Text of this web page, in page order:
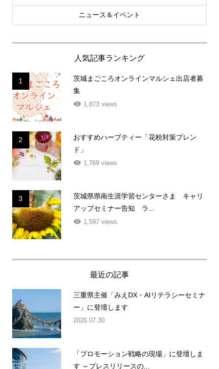
ニュース＆イベント
人気記事ランキング
1
茨城まごころオンラインマルシェ出店者募
集
1,873 views
2
おすすめハーブティー「花粉対策ブレン
ド」
1,769 views
3
茨城県県南生涯学習センターさま キャリ
アップセミナー告知 ラ...
1,597 views
最近の記事
三重県主催「みえDX・AIリテラシーセミナ
ー」に登壇します
2026.07.30
「プロモーション戦略の現場」に登壇しま
す ～プレスリリースの...